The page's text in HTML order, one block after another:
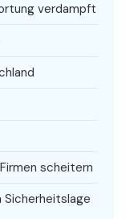
verdampft
scheitern
Sicherheitslage